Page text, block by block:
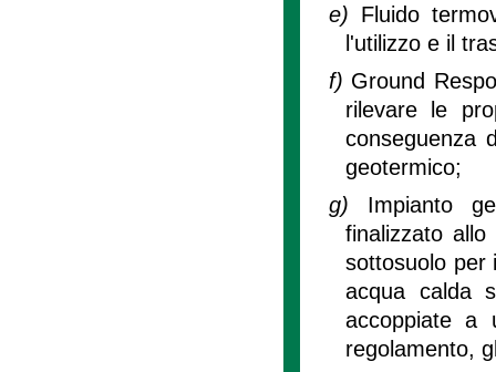
e) Fluido
l'utilizzo e il
f) Ground
rilevare le
conseguenza
geotermico;
g) Impianto
finalizzato allo
sottosuolo per
acqua calda
accoppiate a
regolamento,